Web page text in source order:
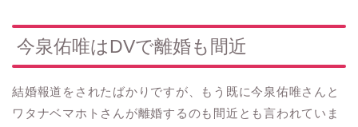
今泉佑唯はDVで離婚も間近
結婚報道をされたばかりですが、もう既に今泉佑唯さんと
ワタナベマホトさんが離婚するのも間近とも言われていま